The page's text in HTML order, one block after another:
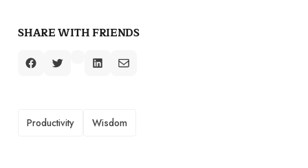
SHARE WITH FRIENDS
TAGS
Productivity Wisdom